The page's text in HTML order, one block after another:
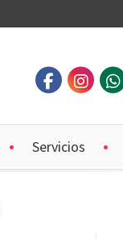
Servicios